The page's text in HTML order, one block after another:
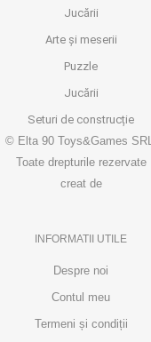
Jucării
Arte și meserii
Puzzle
Jucării
Seturi de construcție
© Elta 90 Toys&Games SRL.
Toate drepturile rezervate
creat de
INFORMATII UTILE
Despre noi
Contul meu
Termeni și condiții